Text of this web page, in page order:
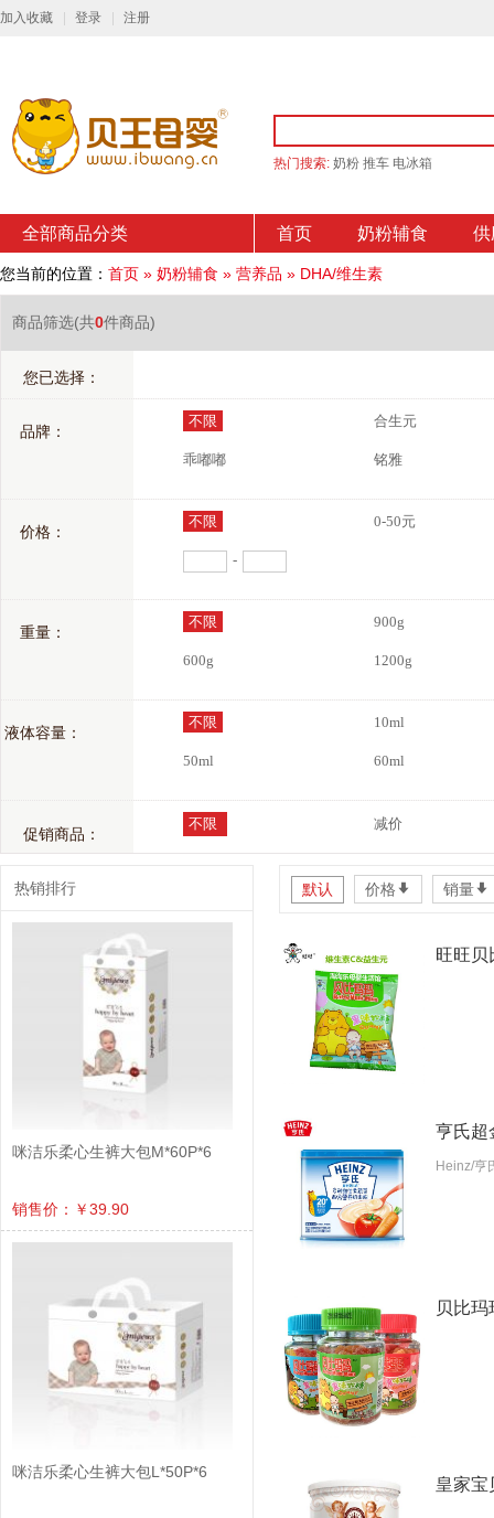
加入收藏 登录 注册
热门搜索: 奶粉 推车 电冰箱
全部商品分类 首页 奶粉辅食 供
您当前的位置： 首页 » 奶粉辅食 » 营养品 » DHA/维生素
商品筛选(共0件商品)
您已选择：
品牌：
不限 合生元
乖嘟嘟 铭雅
价格：
不限 0-50元
-
重量：
不限 900g
600g 1200g
液体容量：
不限 10ml
50ml 60ml
促销商品：
不限 减价
默认 价格 * 销量*
旺旺
亨氏超
Heinz/亨
贝比
皇家
热销排行
咪洁乐柔心生裤大包M*60P*6
销售价：￥39.90
咪洁乐柔心生裤大包L*50P*6